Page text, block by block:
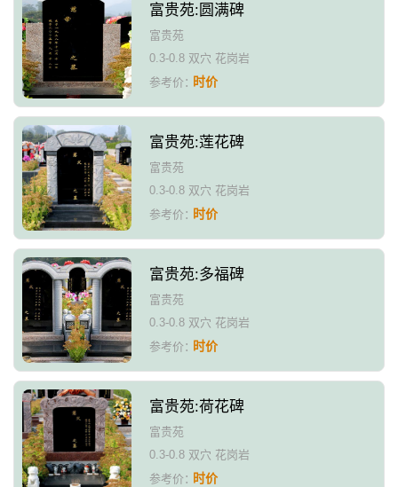
富贵苑:圆满碑
富贵苑
0.3-0.8 双穴 花岗岩
参考价：时价
富贵苑:莲花碑
富贵苑
0.3-0.8 双穴 花岗岩
参考价：时价
富贵苑:多福碑
富贵苑
0.3-0.8 双穴 花岗岩
参考价：时价
富贵苑:荷花碑
富贵苑
0.3-0.8 双穴 花岗岩
参考价：时价